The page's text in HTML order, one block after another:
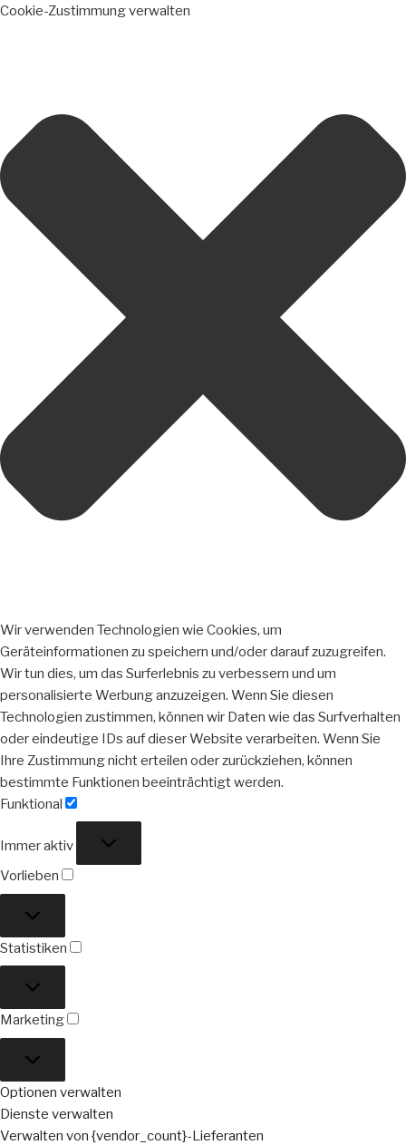
Cookie-Zustimmung verwalten
Wir verwenden Technologien wie Cookies, um
Geräteinformationen zu speichern und/oder darauf zuzugreifen.
Wir tun dies, um das Surferlebnis zu verbessern und um
personalisierte Werbung anzuzeigen. Wenn Sie diesen
Technologien zustimmen, können wir Daten wie das Surfverhalten
oder eindeutige IDs auf dieser Website verarbeiten. Wenn Sie
Ihre Zustimmung nicht erteilen oder zurückziehen, können
bestimmte Funktionen beeinträchtigt werden.
Funktional
Immer aktiv
Vorlieben
Statistiken
Marketing
Optionen verwalten
Dienste verwalten
Verwalten von {vendor_count}-Lieferanten